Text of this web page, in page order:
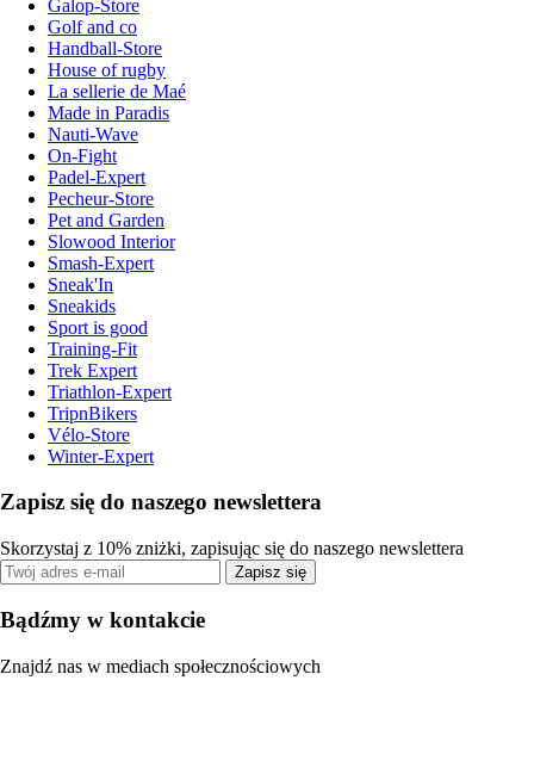
Galop-Store
Golf and co
Handball-Store
House of rugby
La sellerie de Maé
Made in Paradis
Nauti-Wave
On-Fight
Padel-Expert
Pecheur-Store
Pet and Garden
Slowood Interior
Smash-Expert
Sneak'In
Sneakids
Sport is good
Training-Fit
Trek Expert
Triathlon-Expert
TripnBikers
Vélo-Store
Winter-Expert
Zapisz się do naszego newslettera
Skorzystaj z 10% zniżki, zapisując się do naszego newslettera
Zapisz się
Bądźmy w kontakcie
Znajdź nas w mediach społecznościowych